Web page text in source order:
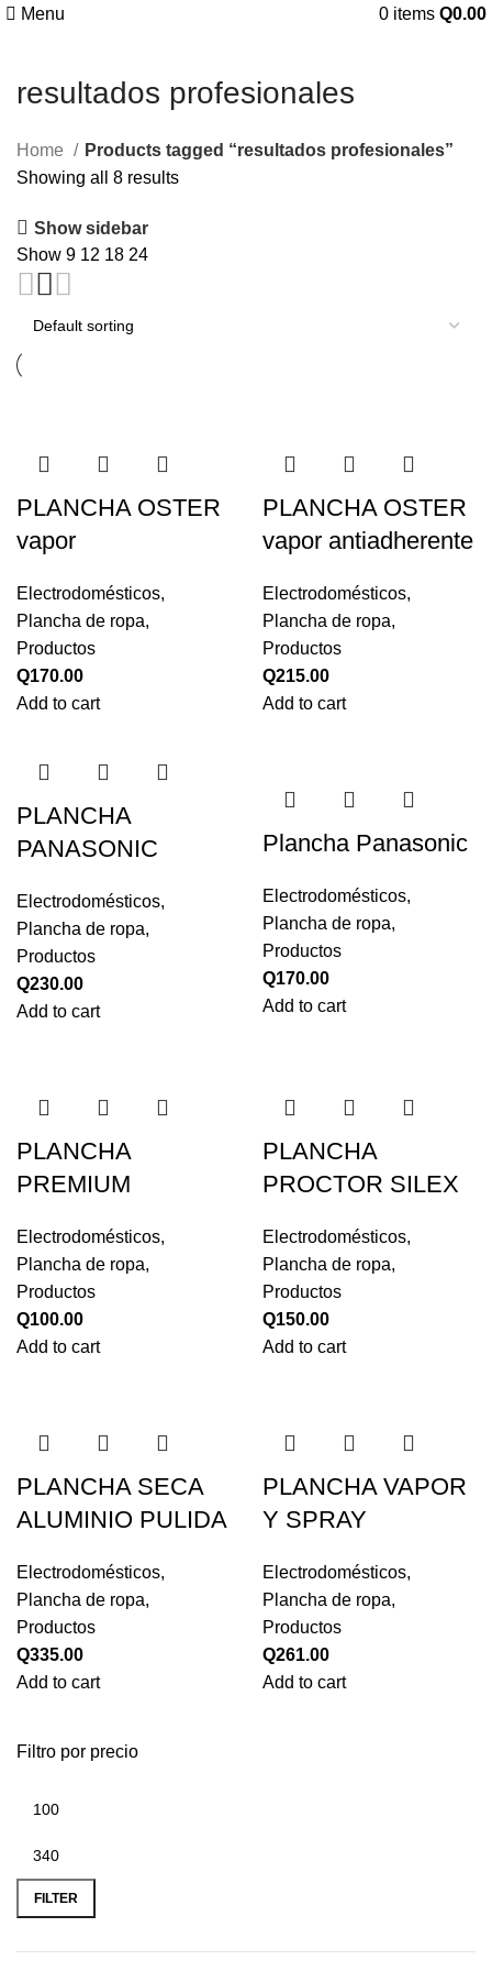
Menu 0 items Q0.00
resultados profesionales
Filtro por precio
FILTER
Home
Products tagged “resultados profesionales”
Showing all 8 results
Show sidebar
Show 9 12 18 24
PLANCHA OSTER
vapor
Electrodomésticos,
Plancha de ropa,
Productos
Q170.00
Add to cart
PLANCHA OSTER
vapor antiadherente
Electrodomésticos,
Plancha de ropa,
Productos
Q215.00
Add to cart
PLANCHA
PANASONIC
Electrodomésticos,
Plancha de ropa,
Productos
Q230.00
Add to cart
Plancha Panasonic
Electrodomésticos,
Plancha de ropa,
Productos
Q170.00
Add to cart
PLANCHA
PREMIUM
Electrodomésticos,
Plancha de ropa,
Productos
Q100.00
Add to cart
PLANCHA
PROCTOR SILEX
Electrodomésticos,
Plancha de ropa,
Productos
Q150.00
Add to cart
PLANCHA SECA
ALUMINIO PULIDA
Electrodomésticos,
Plancha de ropa,
Productos
Q335.00
Add to cart
PLANCHA VAPOR
Y SPRAY
Electrodomésticos,
Plancha de ropa,
Productos
Q261.00
Add to cart